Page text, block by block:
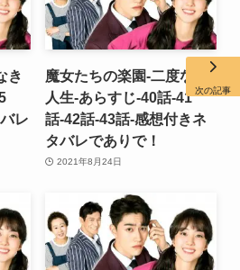
き
レ
魔女たちの楽園-二度なき
人生-あらすじ-40話-41
話-42話-43話-感想付きネ
タバレでありで！
2021年8月24日
次の記事